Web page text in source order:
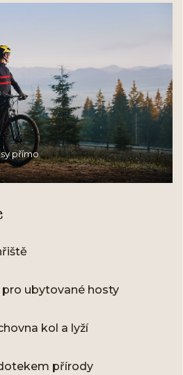
přímo
ubytované hosty
kol a lyží
přírody